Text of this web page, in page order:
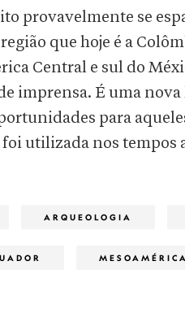
provavelmente se
que hoje é a
Central e sul do
imprensa. É uma
para
utilizada nos tempos
ARQUEOLOGIA
MESOAMÉRICA